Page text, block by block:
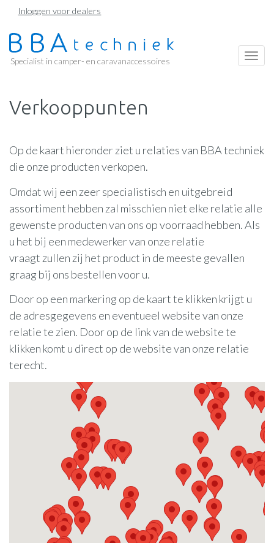
Overslaan
naar
de
Inloggen voor dealers
Specialist in camper- en caravanaccessoires
Verkooppunten
Op de kaart hieronder ziet u relaties van BBA techniek
die onze producten verkopen.
Omdat wij een zeer specialistisch en uitgebreid
assortiment hebben zal misschien niet elke relatie alle
gewenste producten van ons op voorraad hebben. Als
u het bij een medewerker van onze relatie
vraagt zullen zij het product in de meeste gevallen
graag bij ons bestellen voor u.
Door op een markering op de kaart te klikken krijgt u
de adresgegevens en eventueel website van onze
relatie te zien. Door op de link van de website te
klikken komt u direct op de website van onze relatie
terecht.